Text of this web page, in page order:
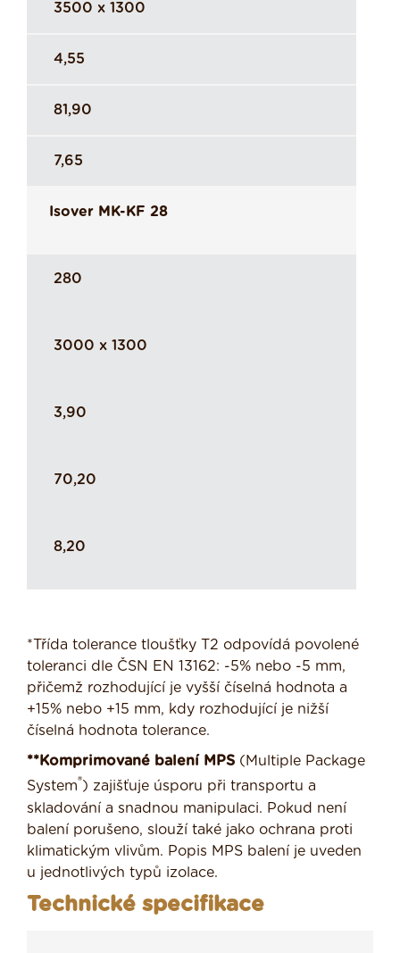
3500 x 1300
4,55
81,90
7,65
Isover MK-KF 28
280
3000 x 1300
3,90
70,20
8,20
*Třída tolerance tloušťky T2 odpovídá povolené
toleranci dle ČSN EN 13162: -5% nebo -5 mm,
přičemž rozhodující je vyšší číselná hodnota a
+15% nebo +15 mm, kdy rozhodující je nižší
číselná hodnota tolerance.
**Komprimované balení MPS (Multiple Package
System®) zajišťuje úsporu při transportu a
skladování a snadnou manipulaci. Pokud není
balení porušeno, slouží také jako ochrana proti
klimatickým vlivům. Popis MPS balení je uveden
u jednotlivých typů izolace.
Technické specifikace